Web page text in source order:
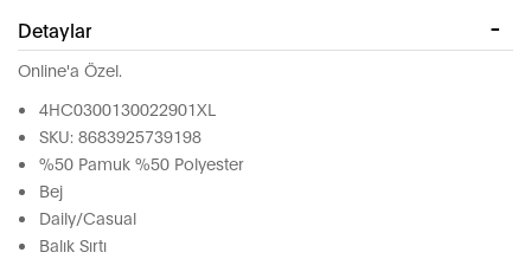
Detaylar
Online'a Özel.
4HC0300130022901XL
SKU: 8683925739198
%50 Pamuk %50 Polyester
Bej
Daily/Casual
Balık Sırtı